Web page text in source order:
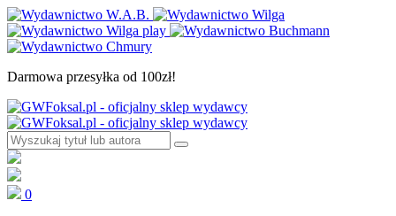
Darmowa przesyłka od 100zł!
0